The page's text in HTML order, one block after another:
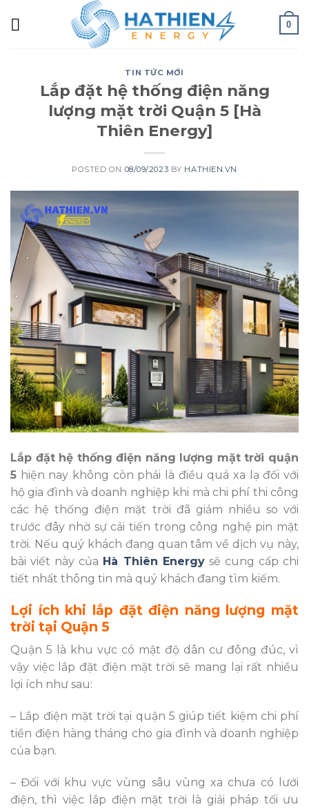
0
TIN TỨC MỚI
Lắp đặt hệ thống điện năng
lượng mặt trời Quận 5 [Hà
Thiên Energy]
POSTED ON 08/09/2023 BY HATHIEN.VN
Lắp đặt hệ thống điện năng lượng mặt trời quận
5 hiện nay không còn phải là điều quá xa lạ đối với
hộ gia đình và doanh nghiệp khi mà chi phí thi công
các hệ thống điện mặt trời đã giảm nhiều so với
trước đây nhờ sự cải tiến trong công nghệ pin mặt
trời. Nếu quý khách đang quan tâm về dịch vụ này,
bài viết này của Hà Thiên Energysẽ cung cấp chi
tiết nhất thông tin mà quý khách đang tìm kiếm.
Lợi ích khi lắp đặt điện năng lượng mặt
trời tại Quận 5
Quận 5 là khu vực có mật độ dân cư đông đúc, vì
vậy việc lắp đặt điện mặt trời sẽ mang lại rất nhiều
lợi ích như sau:
– Lắp điện mặt trời tại quận 5 giúp tiết kiệm chi phí
tiền điện hàng tháng cho gia đình và doanh nghiệp
của bạn.
– Đối với khu vực vùng sâu vùng xa chưa có lưới
điện, thì việc lắp điện mặt trời là giải pháp tối ưu